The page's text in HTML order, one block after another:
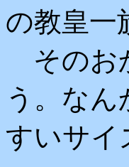
の教皇一
そのお
う。な
すいサイ